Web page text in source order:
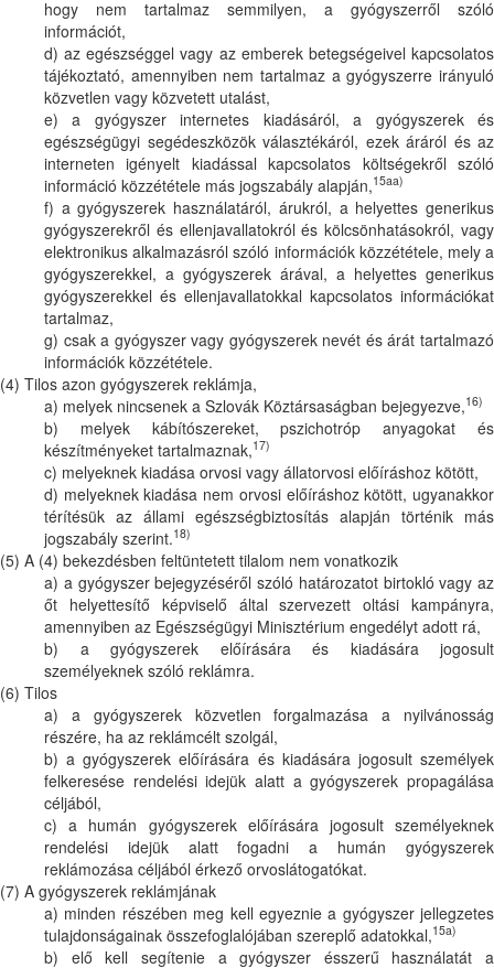
hogy nem tartalmaz semmilyen, a gyógyszerről szóló
információt,
d) az egészséggel vagy az emberek betegségeivel kapcsolatos
tájékoztató, amennyiben nem tartalmaz a gyógyszerre irányuló
közvetlen vagy közvetett utalást,
e) a gyógyszer internetes kiadásáról, a gyógyszerek és
egészségügyi segédeszközök választékáról, ezek áráról és az
interneten igényelt kiadással kapcsolatos költségekről szóló
információ közzététele más jogszabály alapján,15aa)
f) a gyógyszerek használatáról, árukról, a helyettes generikus
gyógyszerekről és ellenjavallatokról és kölcsönhatásokról, vagy
elektronikus alkalmazásról szóló információk közzététele, mely a
gyógyszerekkel, a gyógyszerek árával, a helyettes generikus
gyógyszerekkel és ellenjavallatokkal kapcsolatos információkat
tartalmaz,
g) csak a gyógyszer vagy gyógyszerek nevét és árát tartalmazó
információk közzététele.
(4) Tilos azon gyógyszerek reklámja,
a) melyek nincsenek a Szlovák Köztársaságban bejegyezve,16)
b) melyek kábítószereket, pszichotróp anyagokat és
készítményeket tartalmaznak,17)
c) melyeknek kiadása orvosi vagy állatorvosi előíráshoz kötött,
d) melyeknek kiadása nem orvosi előíráshoz kötött, ugyanakkor
térítésük az állami egészségbiztosítás alapján történik más
jogszabály szerint.18)
(5) A (4) bekezdésben feltüntetett tilalom nem vonatkozik
a) a gyógyszer bejegyzéséről szóló határozatot birtokló vagy az
őt helyettesítő képviselő által szervezett oltási kampányra,
amennyiben az Egészségügyi Minisztérium engedélyt adott rá,
b) a gyógyszerek előírására és kiadására jogosult
személyeknek szóló reklámra.
(6) Tilos
a) a gyógyszerek közvetlen forgalmazása a nyilvánosság
részére, ha az reklámcélt szolgál,
b) a gyógyszerek előírására és kiadására jogosult személyek
felkeresése rendelési idejük alatt a gyógyszerek propagálása
céljából,
c) a humán gyógyszerek előírására jogosult személyeknek
rendelési idejük alatt fogadni a humán gyógyszerek
reklámozása céljából érkező orvoslátogatókat.
(7) A gyógyszerek reklámjának
a) minden részében meg kell egyeznie a gyógyszer jellegzetes
tulajdonságainak összefoglalójában szereplő adatokkal,15a)
b) elő kell segítenie a gyógyszer ésszerű használatát a